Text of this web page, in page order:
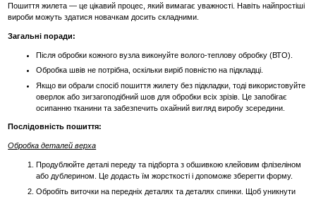
Пошиття жилета — це цікавий процес, який вимагає уважності. Навіть найпростіші
вироби можуть здатися новачкам досить складними.
Загальні поради:
Після обробки кожного вузла виконуйте волого-теплову обробку (ВТО).
Обробка швів не потрібна, оскільки виріб повністю на підкладці.
Якщо ви обрали спосіб пошиття жилету без підкладки, тоді використовуйте
оверлок або зигзагоподібний шов для обробки всіх зрізів. Це запобігає
осипанню тканини та забезпечить охайний вигляд виробу зсередини.
Послідовність пошиття:
Обробка деталей верха
Продублюйте деталі переду та підборта з обшивкою клейовим флізеліном
або дублерином. Це додасть їм жорсткості і допоможе зберегти форму.
Обробіть виточки на передніх деталях та деталях спинки. Щоб уникнути